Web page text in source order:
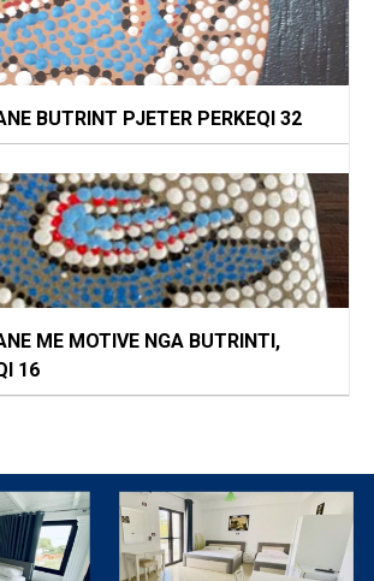
BUTRINT PJETER PERKEQI 32
ME MOTIVE NGA BUTRINTI,
16